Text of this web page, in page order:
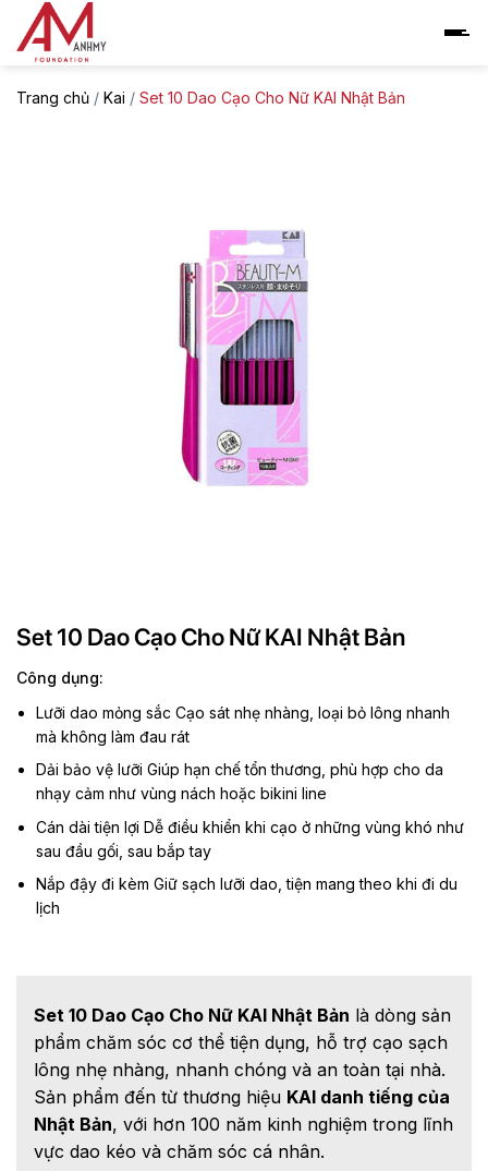
content
Trang chủ / Kai / Set 10 Dao Cạo Cho Nữ KAI Nhật Bản
Set 10 Dao Cạo Cho Nữ KAI Nhật Bản
Công dụng:
Lưỡi dao mỏng sắc Cạo sát nhẹ nhàng, loại bỏ lông nhanh
mà không làm đau rát
Dải bảo vệ lưỡi Giúp hạn chế tổn thương, phù hợp cho da
nhạy cảm như vùng nách hoặc bikini line
Cán dài tiện lợi Dễ điều khiển khi cạo ở những vùng khó như
sau đầu gối, sau bắp tay
Nắp đậy đi kèm Giữ sạch lưỡi dao, tiện mang theo khi đi du
lịch
Set 10 Dao Cạo Cho Nữ KAI Nhật Bản là dòng sản
phẩm chăm sóc cơ thể tiện dụng, hỗ trợ cạo sạch
lông nhẹ nhàng, nhanh chóng và an toàn tại nhà.
Sản phẩm đến từ thương hiệu KAI danh tiếng của
Nhật Bản, với hơn 100 năm kinh nghiệm trong lĩnh
vực dao kéo và chăm sóc cá nhân.